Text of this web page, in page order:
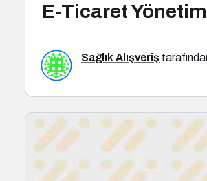
E-Ticaret
Sağlık Alışveriş